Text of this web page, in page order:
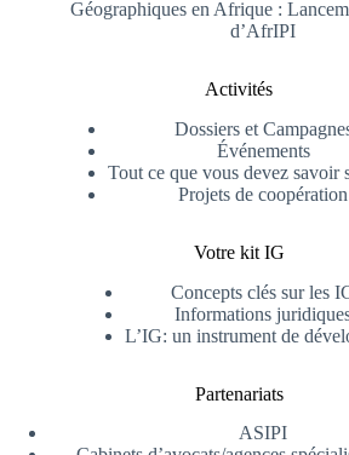
Géographiques en Afrique :
d’AfrIPI
Activités
Dossiers et
Événements
Tout ce que vous devez savoir
Projets de coopération
Votre kit IG
Concepts clés sur les
Informations
L’IG: un instrument de
Partenariats
ASIPI